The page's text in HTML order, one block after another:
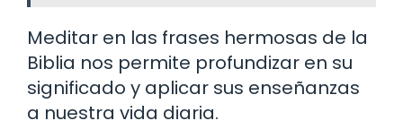
Meditar en las frases hermosas de la
Biblia nos permite profundizar en su
significado y aplicar sus enseñanzas
a nuestra vida diaria.